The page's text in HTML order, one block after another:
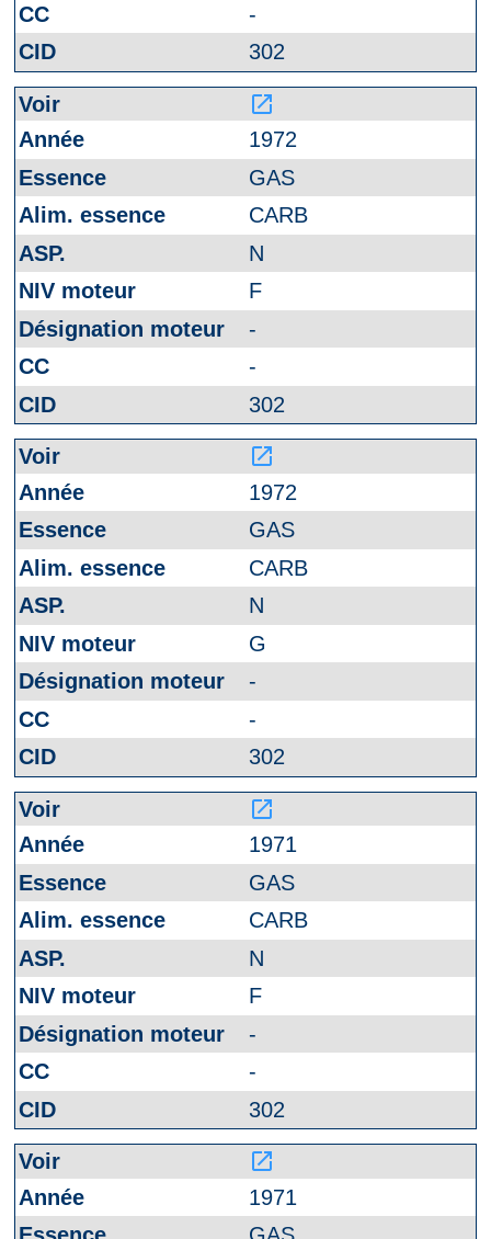
-
302
launch
1972
GAS
CARB
N
F
-
-
302
launch
1972
GAS
CARB
N
G
-
-
302
launch
1971
GAS
CARB
N
F
-
-
302
launch
1971